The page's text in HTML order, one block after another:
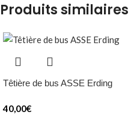
Produits similaires
Têtière de bus ASSE Erding
40,00€